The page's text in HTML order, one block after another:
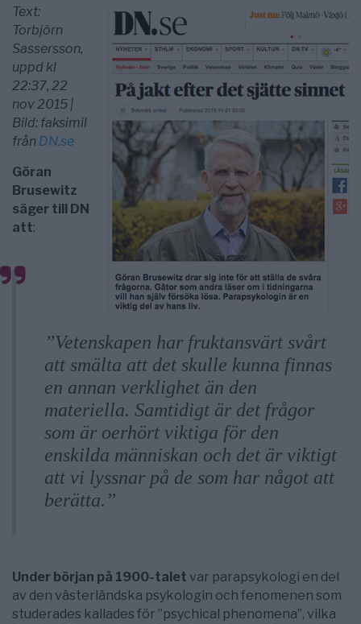
Text:
Torbjörn
Sassersson,
uppd kl
22:37, 22
nov 2015 |
Bild: faksimil
från DN.se
Göran
Brusewitz
säger till DN
att:
”Vetenskapen har fruktansvärt svårt
att smälta att det skulle kunna finnas
en annan verklighet än den
materiella. Samtidigt är det frågor
som är oerhört viktiga för den
enskilda människan och det är viktigt
att vi lyssnar på de som har något att
berätta.”
Under början på 1900-talet var parapsykologi en del
av den västerländska psykologin och fenomenen som
studerades kallades för ”psychical phenomena”, vilka